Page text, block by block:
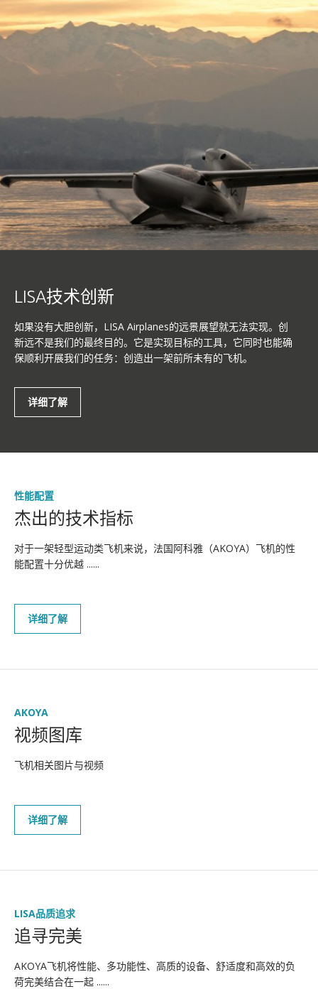
人才招聘
需私人化服务,也请直接与我们联系。
联络我们的销售团队:
010-82315846
info@lisa-aviation.com
阿科雅(AKOYA)飞机性能配置
下一步 >
LISA技术创新
如果没有大胆创新，LISA Airplanes的远景展望就无法实现。创
新远不是我们的最终目的。 它是实现目标的工具，它同时也能确
保顺利开展我们的任务：创造出一架前所未有的飞机。
详细了解
性能配置
杰出的技术指标
对于一架轻型运动类飞机来说，法国阿科雅（AKOYA）飞机的性
能配置十分优越 ......
详细了解
AKOYA
视频图库
飞机相关图片与视频
详细了解
LISA品质追求
追寻完美
AKOYA飞机将性能、多功能性、高质的设备、舒适度和高效的负
荷完美结合在一起 ......